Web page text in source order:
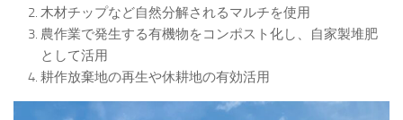
木材チップなど自然分解されるマルチを使用
農作業で発生する有機物をコンポスト化し、自家製堆肥
として活用
耕作放棄地の再生や休耕地の有効活用